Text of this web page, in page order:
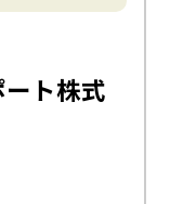
ト株式